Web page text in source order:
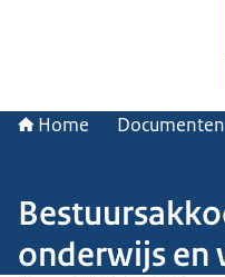
Home Documenten
onderwijs en